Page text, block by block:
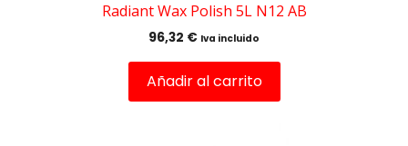
Radiant Wax Polish 5L N12 AB
96,32 € Iva incluido
Añadir al carrito